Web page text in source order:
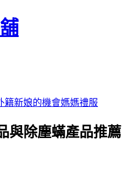
籍新娘的機會媽媽禮服
與除塵蟎產品推薦